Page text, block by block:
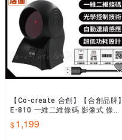
【Co-create 合創】【合創品牌】
E-810 一維二維條碼 影像式 條碼
掃描器 掃描器 條碼槍 條碼機 掃描
槍 1,199